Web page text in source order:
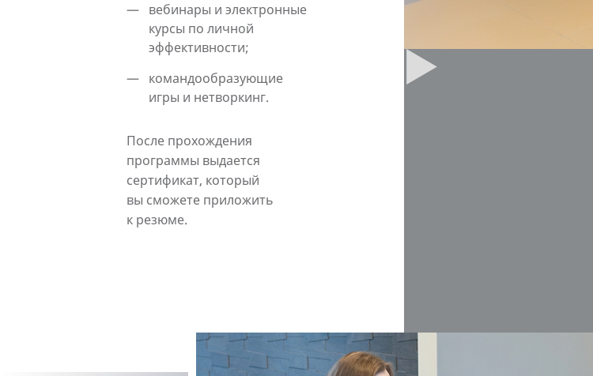
вебинары и электронные
курсы по личной
эффективности;
командообразующие
игры и нетворкинг.
После прохождения
программы выдается
сертификат, который
вы сможете приложить
к резюме.